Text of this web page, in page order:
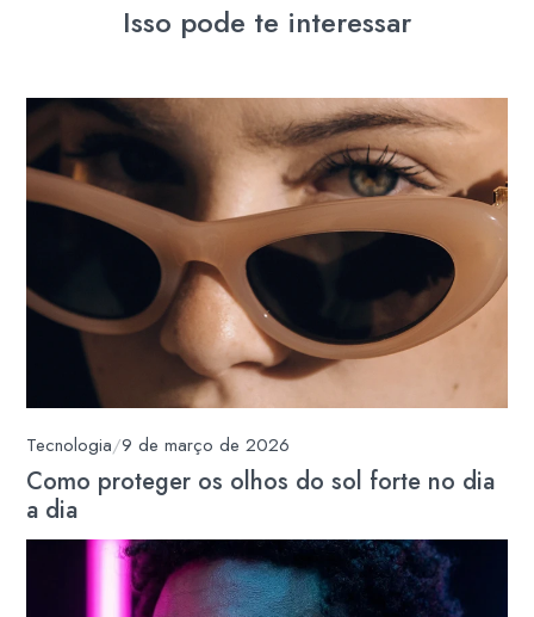
Isso pode te interessar
Tecnologia/9 de março de 2026
Como proteger os olhos do sol forte no dia
a dia